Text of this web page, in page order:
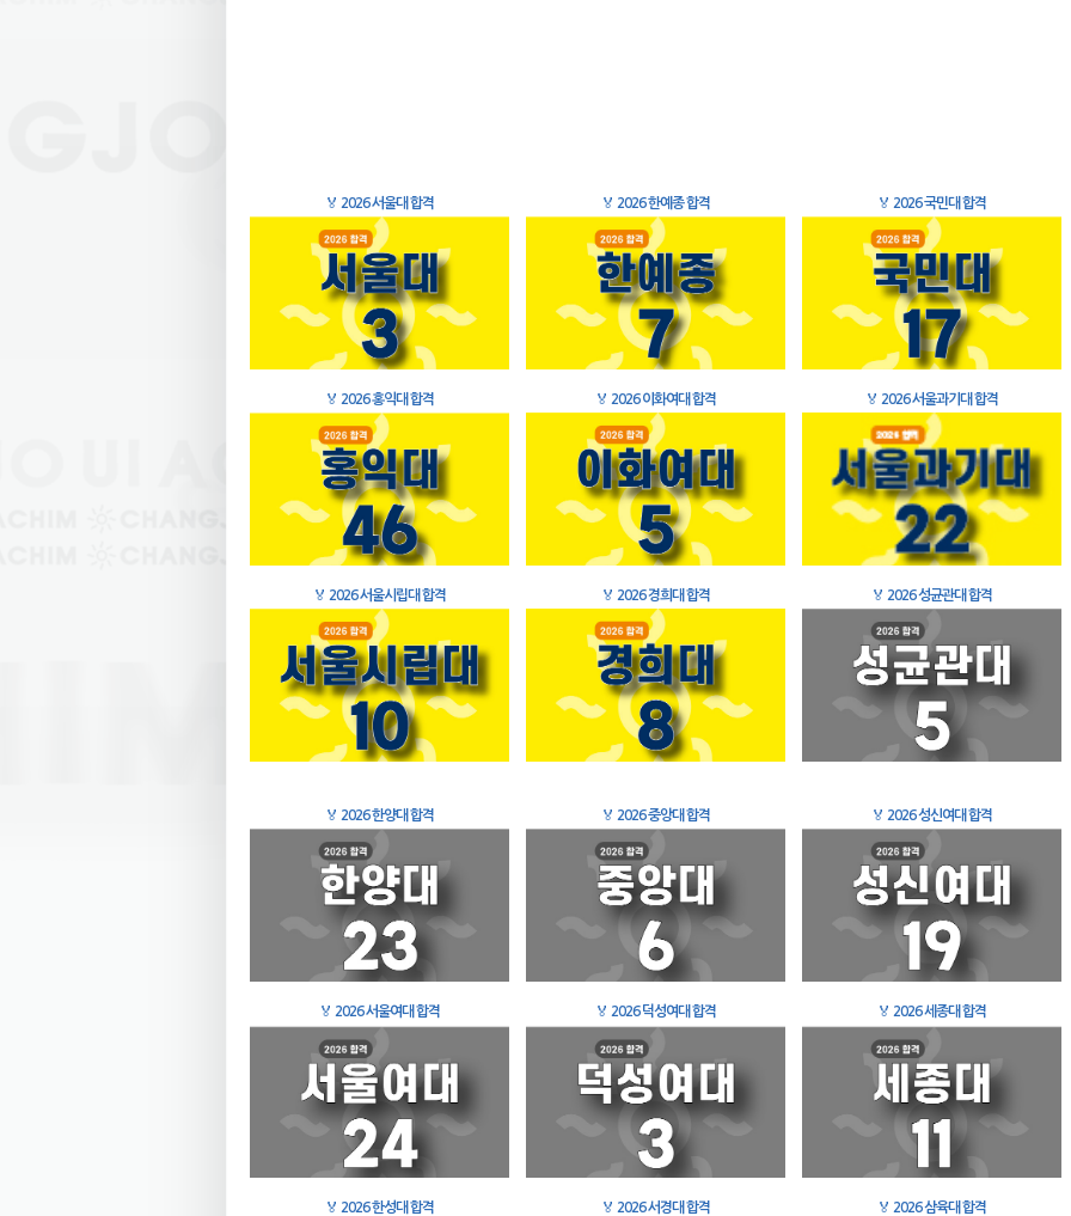
🏅 2026 서울대 합격 🏅 2026 한예종 합격 🏅 2026 국민대 합격
🏅 2026 홍익대 합격 🏅 2026 이화여대 합격 🏅 2026 서울과기대 합격
🏅 2026 서울시립대 합격 🏅 2026 경희대 합격 🏅 2026 성균관대 합격
🏅 2026 한양대 합격 🏅 2026 중앙대 합격 🏅 2026 성신여대 합격
🏅 2026 서울여대 합격 🏅 2026 덕성여대 합격 🏅 2026 세종대 합격
🏅 2026 한성대 합격 🏅 2026 서경대 합격 🏅 2026 삼육대 합격